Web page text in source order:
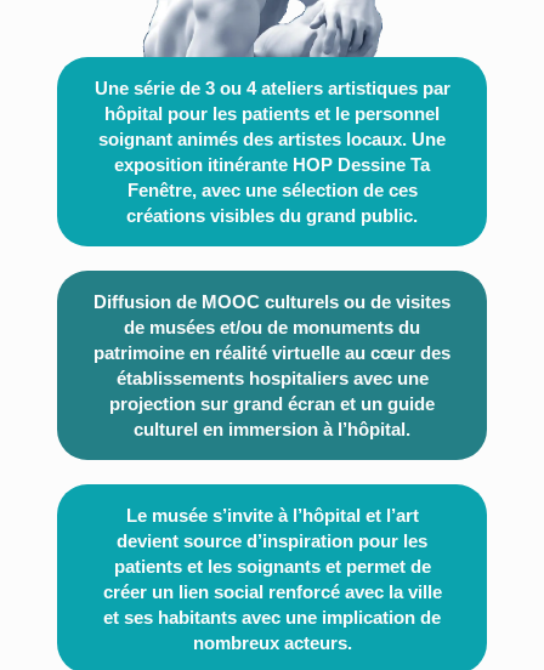
Une série de 3 ou 4 ateliers artistiques par
hôpital pour les patients et le personnel
soignant animés des artistes locaux. Une
exposition itinérante HOP Dessine Ta
Fenêtre, avec une sélection de ces
créations visibles du grand public.
Diffusion de MOOC culturels ou de visites
de musées et/ou de monuments du
patrimoine en réalité virtuelle au cœur des
établissements hospitaliers avec une
projection sur grand écran et un guide
culturel en immersion à l’hôpital.
Le musée s’invite à l’hôpital et l’art
devient source d’inspiration pour les
patientset les soignants et permet de
créer un lien social renforcé avec la ville
et ses habitants avec une implication de
nombreux acteurs.